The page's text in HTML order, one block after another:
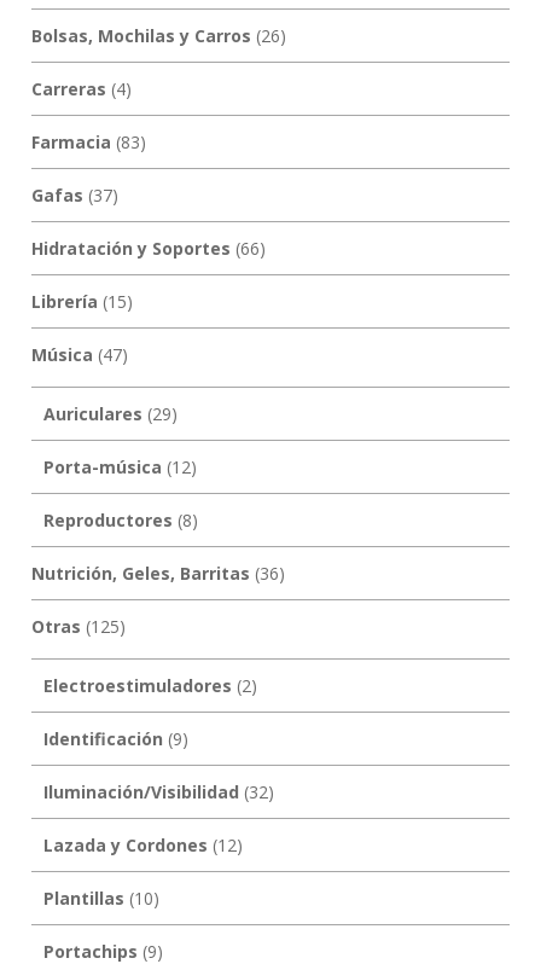
Bolsas, Mochilas y Carros (26)
Carreras (4)
Farmacia (83)
Gafas (37)
Hidratación y Soportes (66)
Librería (15)
Música (47)
Auriculares (29)
Porta-música (12)
Reproductores (8)
Nutrición, Geles, Barritas (36)
Otras (125)
Electroestimuladores (2)
Identificación (9)
Iluminación/Visibilidad (32)
Lazada y Cordones (12)
Plantillas (10)
Portachips (9)